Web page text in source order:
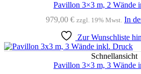
Pavillon 3×3 m, 2 Wände
979,00 € zzgl. 19% Mwst. In
Zur Wunschliste
Schnellansicht
Pavillon 3×3 m, 3 Wände